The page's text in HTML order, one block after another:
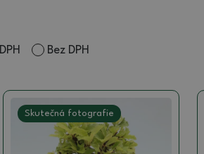
DPH Bez DPH
Skutečná fotografie